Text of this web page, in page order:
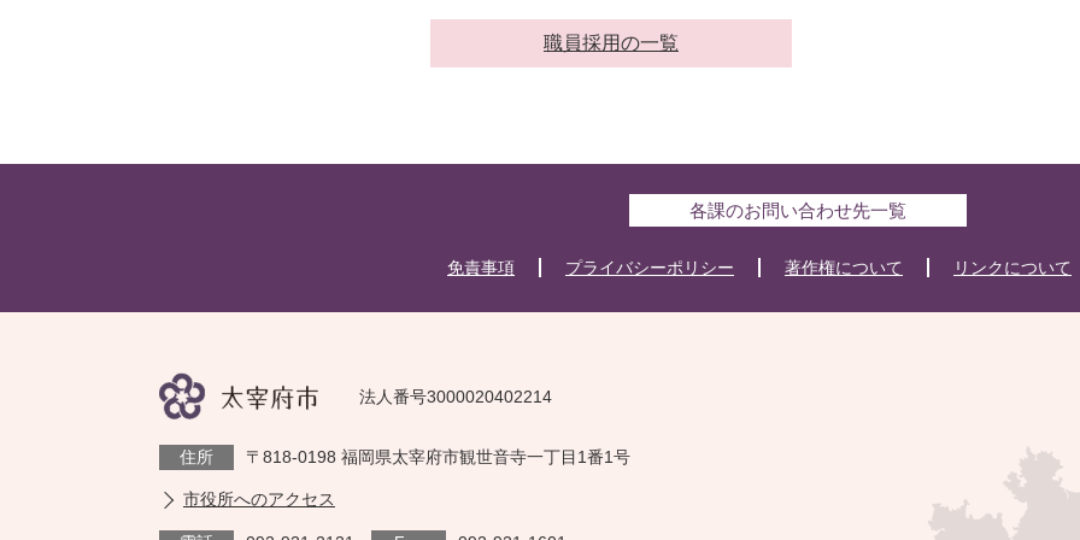
職員採用の一覧
各課のお問い合わせ先一覧
免責事項 プライバシーポリシー 著作権について リンクについて
法人番号3000020402214
住所 〒818-0198 福岡県太宰府市観世音寺一丁目1番1号
市役所へのアクセス